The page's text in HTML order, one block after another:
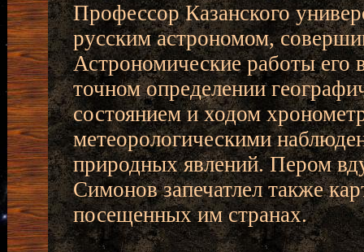
Профессор Казанского
русским астрономом,
Астрономические работы его
точном определении
состоянием и ходом
метеорологическими
природных явлений. Пером
Симонов запечатлел также
посещенных им странах.